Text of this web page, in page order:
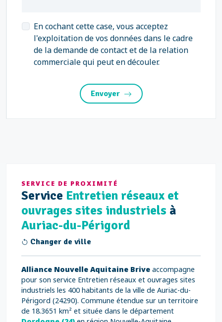
En cochant cette case, vous acceptez
l'exploitation de vos données dans le cadre
de la demande de contact et de la relation
commerciale qui peut en découler.
Envoyer
SERVICE DE PROXIMITÉ
Service Entretien réseaux et
ouvrages sites industriels à
Auriac-du-Périgord
Changer de ville
Alliance Nouvelle Aquitaine Brive accompagne
pour son service Entretien réseaux et ouvrages sites
industriels les 400 habitants de la ville de Auriac-du-
Périgord (24290). Commune étendue sur un territoire
de 18.3651 km² et située dans le département